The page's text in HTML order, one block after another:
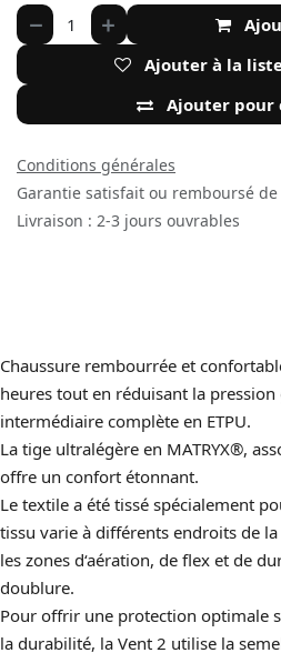
Ajouter pour
Ajouter à la
Conditions générales
Garantie satisfait ou remboursé
Livraison : 2-3 jours ouvrables
Chaussure rembourrée et
heures tout en réduisant la pression
intermédiaire complète en ETPU.
La tige ultralégère en MATRYX®,
offre un confort étonnant.
Le textile a été tissé spécialement
tissu varie à différents endroits de
les zones d‘aération, de flex et de
doublure.
Pour offrir une protection optimale
la durabilité, la Vent 2 utilise la